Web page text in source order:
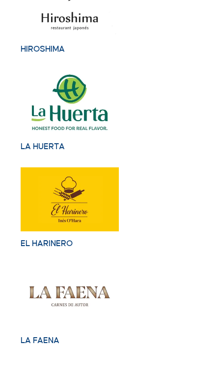
HIROSHIMA
LA HUERTA
EL HARINERO
LA FAENA